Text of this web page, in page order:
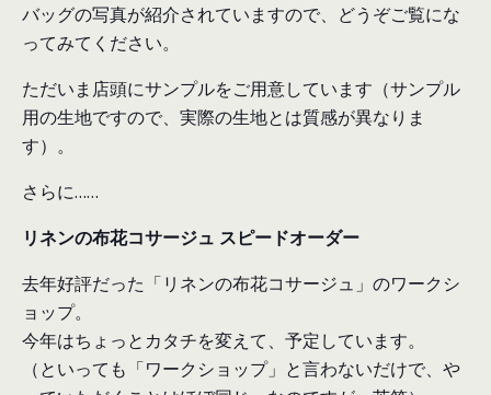
バッグの写真が紹介されていますので、どうぞご覧にな
ってみてください。
ただいま店頭にサンプルをご用意しています（サンプル
用の生地ですので、実際の生地とは質感が異なりま
す）。
さらに……
リネンの布花コサージュ スピードオーダー
去年好評だった「リネンの布花コサージュ」のワークシ
ョップ。
今年はちょっとカタチを変えて、予定しています。
（といっても「ワークショップ」と言わないだけで、や